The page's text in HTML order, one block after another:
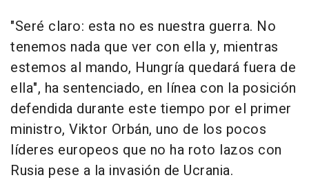
"Seré claro: esta no es nuestra guerra. No
tenemos nada que ver con ella y, mientras
estemos al mando, Hungría quedará fuera de
ella", ha sentenciado, en línea con la posición
defendida durante este tiempo por el primer
ministro, Viktor Orbán, uno de los pocos
líderes europeos que no ha roto lazos con
Rusia pese a la invasión de Ucrania.